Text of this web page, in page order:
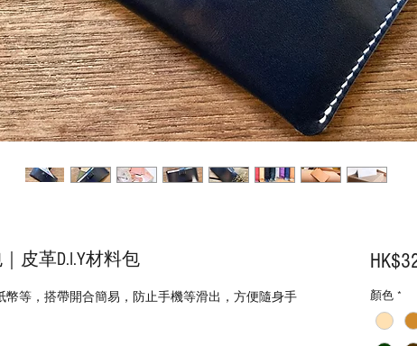
皮革D.I.Y材料包
等，搭帶開合簡易，防止手機等滑出，方便隨身手
顏色 *